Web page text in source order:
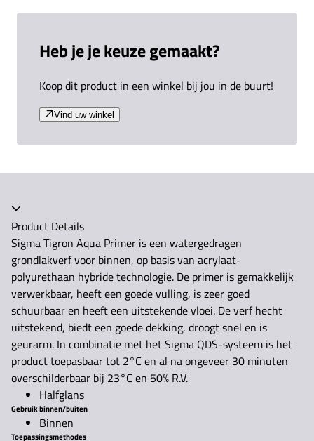
Heb je je keuze gemaakt?
Koop dit product in een winkel bij jou in de buurt!
Vind uw winkel
Accordeon ingeklapt
Product Details
Sigma Tigron Aqua Primer is een watergedragen
grondlakverf voor binnen, op basis van acrylaat-
polyurethaan hybride technologie. De primer is gemakkelijk
verwerkbaar, heeft een goede vulling, is zeer goed
schuurbaar en heeft een uitstekende vloei. De verf hecht
uitstekend, biedt een goede dekking, droogt snel en is
geurarm. In combinatie met het Sigma QDS-systeem is het
product toepasbaar tot 2°C en al na ongeveer 30 minuten
overschilderbaar bij 23°C en 50% R.V.
Halfglans
Gebruik binnen/buiten
Binnen
Toepassingsmethodes